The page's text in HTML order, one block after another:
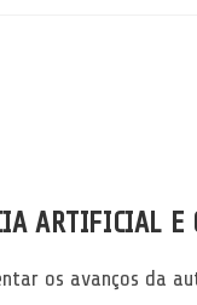
ARTIFICIAL E
os avanços da